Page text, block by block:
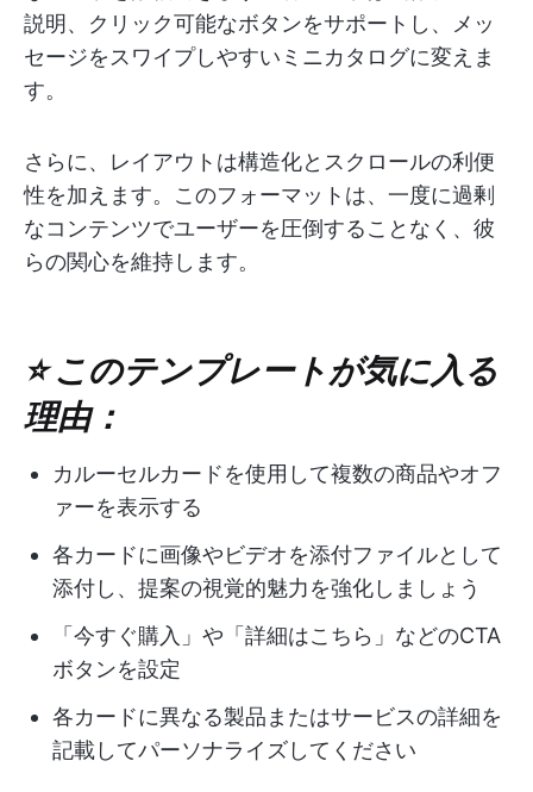
説明、クリック可能なボタンをサポートし、メッ
セージをスワイプしやすいミニカタログに変えま
す。
さらに、レイアウトは構造化とスクロールの利便
性を加えます。このフォーマットは、一度に過剰
なコンテンツでユーザーを圧倒することなく、彼
らの関心を維持します。
⭐ このテンプレートが気に入る
理由：
カルーセルカードを使用して複数の商品やオフ
ァーを表示する
各カードに画像やビデオを添付ファイルとして
添付し、提案の視覚的魅力を強化しましょう
「今すぐ購入」や「詳細はこちら」などのCTA
ボタンを設定
各カードに異なる製品またはサービスの詳細を
記載してパーソナライズしてください